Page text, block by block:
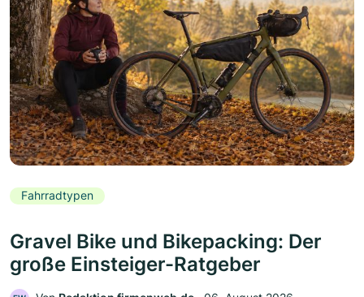
Fahrradtypen
Gravel Bike und Bikepacking: Der
große Einsteiger-Ratgeber